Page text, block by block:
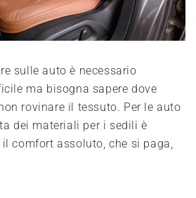
sulle auto è necessario
ma bisogna sapere dove
rovinare il tessuto. Per le auto
dei materiali per i sedili è
comfort assoluto, che si paga,